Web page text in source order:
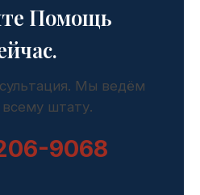
Помощь
Мы ведём
штату.
9068